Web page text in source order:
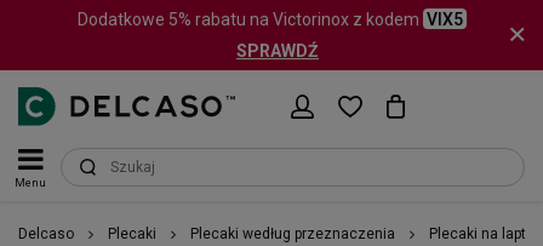
Dodatkowe 5% rabatu na Victorinox z kodem VIX5
SPRAWDŹ
Menu
Delcaso Plecaki Plecaki według przeznaczenia Plecaki na